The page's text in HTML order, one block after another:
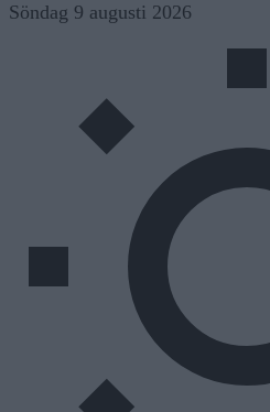
Söndag 9 augusti 2026